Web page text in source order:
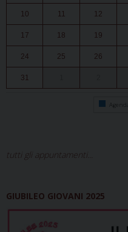
10 11 12
17 18 19
24 25 26
31
tutti gli appuntamenti...
GIUBILEO GIOVANI 2025